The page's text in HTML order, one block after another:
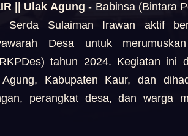
|| Ulak Agung - Babinsa (Bintara
Serda Sulaiman Irawan aktif
Desa untuk
tahun 2024. Kegiatan ini
Kabupaten Kaur, dan
perangkat desa, dan warga